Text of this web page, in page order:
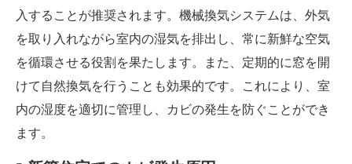
入することが推奨されます。機械換気システムは、外気
を取り入れながら室内の湿気を排出し、常に新鮮な空気
を循環させる役割を果たします。また、定期的に窓を開
けて自然換気を行うことも効果的です。これにより、室
内の湿度を適切に管理し、カビの発生を防ぐことができ
ます。